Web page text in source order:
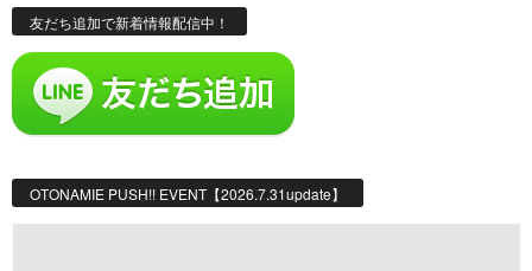
友だち追加で新着情報配信中！
OTONAMIE PUSH!! EVENT【2026.7.31update】